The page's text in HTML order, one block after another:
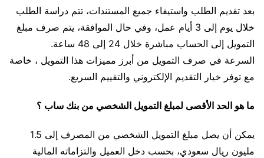
بعد تقديم الطلب واستيفاء جميع المستندات، تتم دراسة الطلب
خلال يوم إلى 3 أيام عمل، وفي حال الموافقة، يتم صرف مبلغ
التمويل إلى الحساب مباشرة خلال 24 إلى 48 ساعة.
السرعة في صرف التمويل من أبرز مميزات هذا التمويل ، خاصة
مع توفر خيار التقديم الإلكتروني والتقييم السريع.
ما هو الحد الأقصى لمبلغ التمويل الشخصي من بنك ساب ؟
يمكن أن يصل مبلغ التمويل الشخصي من المصرف إلى 1.5
مليون ريال سعودي، بحسب دخل العميل والتزاماته المالية